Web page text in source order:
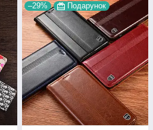
–29% Подарунок